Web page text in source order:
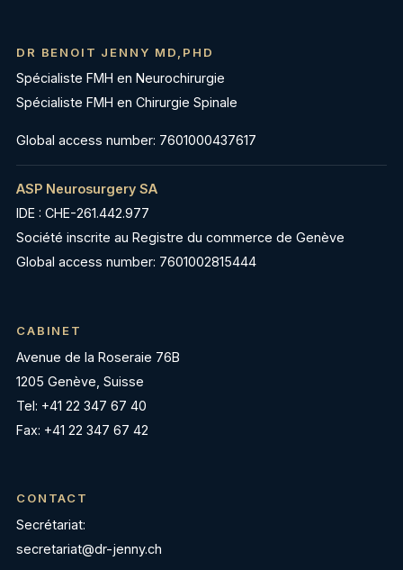
DR BENOIT JENNY MD,PHD
Spécialiste FMH en Neurochirurgie
Spécialiste FMH en Chirurgie Spinale
Global access number: 7601000437617
ASP Neurosurgery SA
IDE : CHE-261.442.977
Société inscrite au Registre du commerce de Genève
Global access number: 7601002815444
CABINET
Avenue de la Roseraie 76B
1205 Genève, Suisse
Tel: +41 22 347 67 40
Fax: +41 22 347 67 42
CONTACT
Secrétariat:
secretariat@dr-jenny.ch